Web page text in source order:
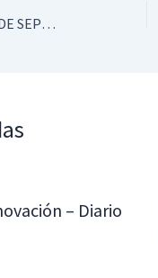
INVERNADERO EN COOPERATIVA 21 DE SEPTIEMBRE
– Diario